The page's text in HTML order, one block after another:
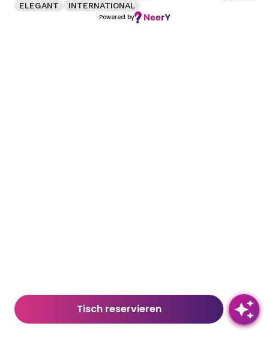
ELEGANT INTERNATIONAL
Powered by
Tisch reservieren